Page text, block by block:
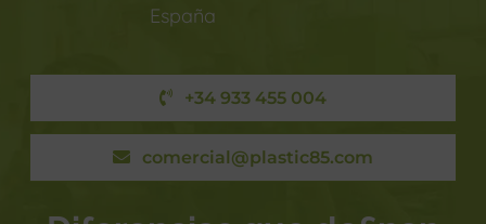
España
+34 933 455 004
comercial@plastic85.com